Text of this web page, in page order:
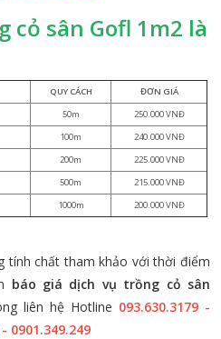
cỏ sân Gofl 1m2 là
tính chất tham khảo với thời điểm
báo giá dịch vụ trồng cỏ sân
liên hệ Hotline 093.630.3179 -
0901.349.249